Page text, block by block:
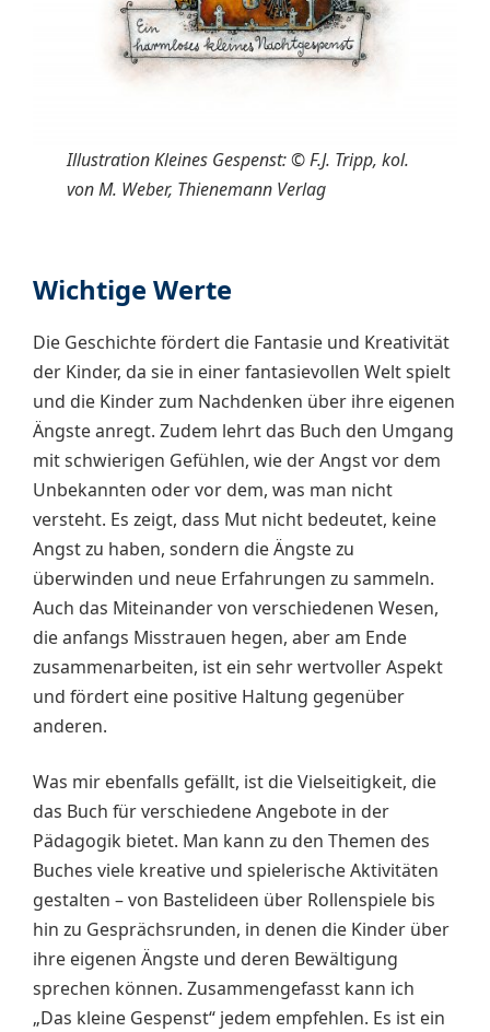
Illustration Kleines Gespenst: © F.J. Tripp, kol.
von M. Weber, Thienemann Verlag
Wichtige Werte
Die Geschichte fördert die Fantasie und Kreativität
der Kinder, da sie in einer fantasievollen Welt spielt
und die Kinder zum Nachdenken über ihre eigenen
Ängste anregt. Zudem lehrt das Buch den Umgang
mit schwierigen Gefühlen, wie der Angst vor dem
Unbekannten oder vor dem, was man nicht
versteht. Es zeigt, dass Mut nicht bedeutet, keine
Angst zu haben, sondern die Ängste zu
überwinden und neue Erfahrungen zu sammeln.
Auch das Miteinander von verschiedenen Wesen,
die anfangs Misstrauen hegen, aber am Ende
zusammenarbeiten, ist ein sehr wertvoller Aspekt
und fördert eine positive Haltung gegenüber
anderen.
Was mir ebenfalls gefällt, ist die Vielseitigkeit, die
das Buch für verschiedene Angebote in der
Pädagogik bietet. Man kann zu den Themen des
Buches viele kreative und spielerische Aktivitäten
gestalten – von Bastelideen über Rollenspiele bis
hin zu Gesprächsrunden, in denen die Kinder über
ihre eigenen Ängste und deren Bewältigung
sprechen können. Zusammengefasst kann ich
„Das kleine Gespenst“ jedem empfehlen. Es ist ein